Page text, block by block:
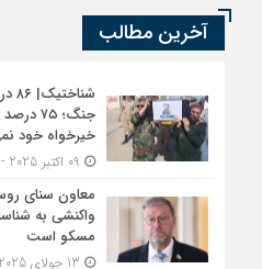
آخرین مطالب
جنگ؛
خیرخواه خود
معاون سنای
واکنشی به
مسکو است